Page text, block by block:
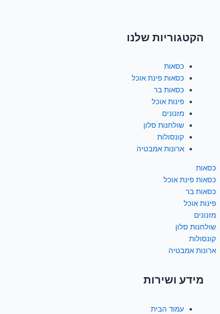
a
e
b
o
o
k
-
f
n
t
a
g
r
a
הקטגוריות שלנו
כסאות
כסאות פינת אוכל
כסאות בר
פינות אוכל
מזנונים
שולחנות סלון
קונסולות
ארונות אמבטיה
כסאות
כסאות פינת אוכל
כסאות בר
פינות אוכל
מזנונים
שולחנות סלון
קונסולות
ארונות אמבטיה
מידע ושירות
עמוד הבית